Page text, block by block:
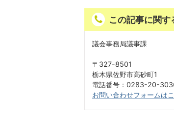
この記事に関
議会事務局議事課
〒327-8501
栃木県佐野市高砂町1
電話番号：0283-20-
お問い合わせフォームは